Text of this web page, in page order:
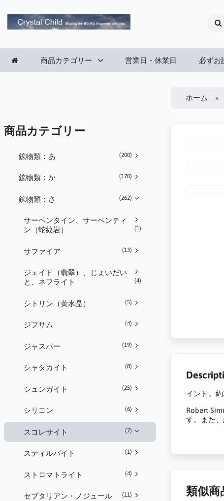
商品カテゴリー 営業日・休業日 必ずお
商品カテゴリー
鉱物類：あ (200)
鉱物類：か (170)
鉱物類：さ (262)
サーペンタイン、サーペンティ
ン（蛇紋岩）
(1)
サファイア (13)
ジェイド（翡翠）、じぇいだい
と、ネフライト
(4)
シトリン（黄水晶） (5)
ジプサム (4)
ジャスパー (19)
シャタカイト (8)
シュンガイト (25)
シリコン (6)
スコレサイト (7)
スティルバイト (1)
ストロマトライト (4)
セプタリアン・ノジュール (11)
ホーム
インド。約
Robert
す。また
類似商